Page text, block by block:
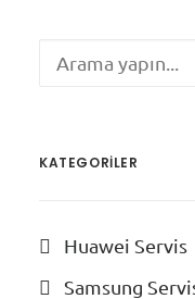
KATEGORILER
Huawei Servis
Samsung